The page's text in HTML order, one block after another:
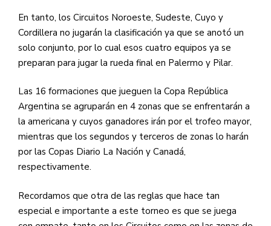
En tanto, los Circuitos Noroeste, Sudeste, Cuyo y
Cordillera no jugarán la clasificación ya que se anotó un
solo conjunto, por lo cual esos cuatro equipos ya se
preparan para jugar la rueda final en Palermo y Pilar.
Las 16 formaciones que jueguen la Copa República
Argentina se agruparán en 4 zonas que se enfrentarán a
la americana y cuyos ganadores irán por el trofeo mayor,
mientras que los segundos y terceros de zonas lo harán
por las Copas Diario La Nación y Canadá,
respectivamente.
Recordamos que otra de las reglas que hace tan
especial e importante a este torneo es que se juega